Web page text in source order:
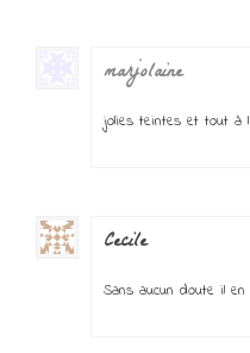
marjolaine
jolies teintes et tout à
Cecile
Sans aucun doute il